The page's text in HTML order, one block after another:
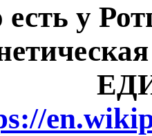
есть у